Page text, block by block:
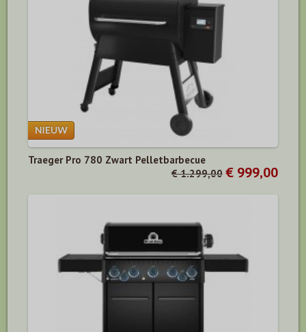
Traeger Pro 780 Zwart Pelletbarbecue
€ 1.299,00 € 999,00